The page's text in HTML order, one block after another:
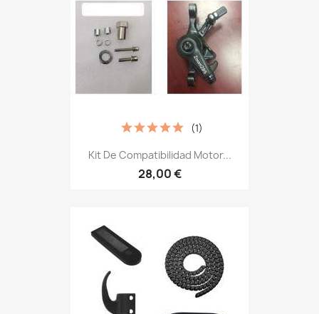
Kit De Compatibilidad Motor...
28,00 €
(1)